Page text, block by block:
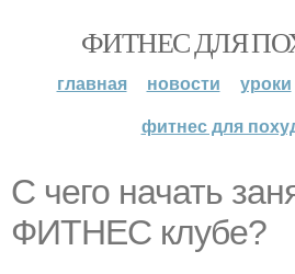
ФИТНЕС ДЛЯ
главная новости уроки
фитнес для
С чего начать
ФИТНЕС клубе?